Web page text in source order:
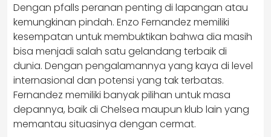
Dengan pfalls peranan penting di lapangan atau
kemungkinan pindah. Enzo Fernandez memiliki
kesempatan untuk membuktikan bahwa dia masih
bisa menjadi salah satu gelandang terbaik di
dunia. Dengan pengalamannya yang kaya di level
internasional dan potensi yang tak terbatas.
Fernandez memiliki banyak pilihan untuk masa
depannya, baik di Chelsea maupun klub lain yang
memantau situasinya dengan cermat.